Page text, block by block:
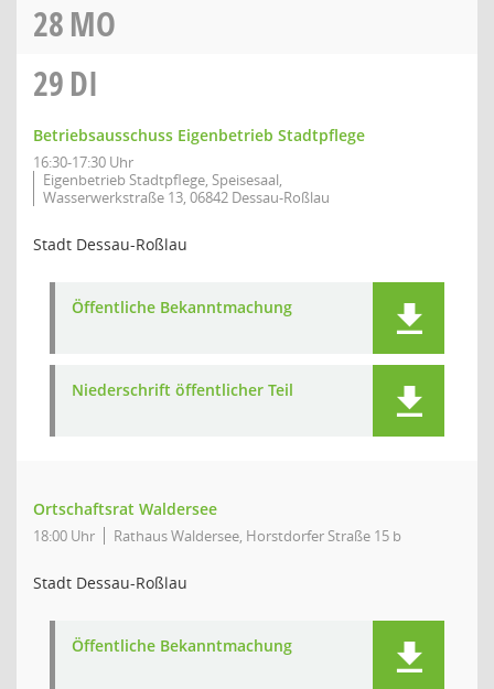
28MO
29DI
Betriebsausschuss Eigenbetrieb Stadtpflege
16:30-17:30 Uhr
Eigenbetrieb Stadtpflege, Speisesaal,
Wasserwerkstraße 13, 06842 Dessau-Roßlau
Stadt Dessau-Roßlau
Öffentliche Bekanntmachung
Niederschrift öffentlicher Teil
Ortschaftsrat Waldersee
18:00 Uhr Rathaus Waldersee, Horstdorfer Straße 15 b
Stadt Dessau-Roßlau
Öffentliche Bekanntmachung